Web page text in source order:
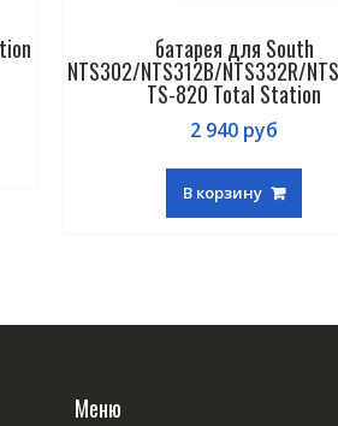
батарея для South
NTS302/NTS312B/NTS332R/
TS-820 Total Station
2 940 руб
В корзину
Меню